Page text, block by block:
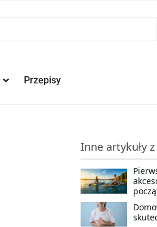
Przepisy
Inne artykuły